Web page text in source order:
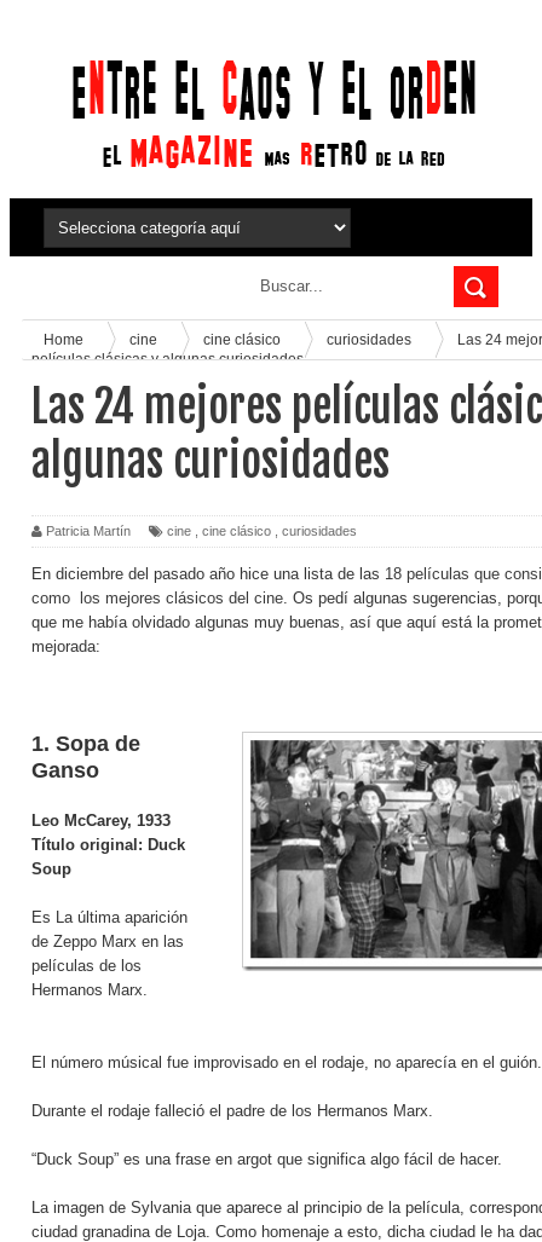
Home cine cine clásico curiosidades
Las 24
películas clásicas y algunas curiosidades
Las 24 mejores películas
algunas curiosidades
Patricia Martín cine cine clásico curiosidades
En diciembre del pasado año hice una lista de las 18 películas que
como los mejores clásicos del cine . Os pedí algunas sugerencias,
que me había olvidado algunas muy buenas, así que aquí está la
mejorada:
1. Sopa de
Ganso
Leo McCarey, 1933
Título original: Duck
Soup
Es La última aparición
de Zeppo Marx en las
películas de los
Hermanos Marx.
El número músical fue improvisado en el rodaje, no aparecía en el guión.
Durante el rodaje falleció el padre de los Hermanos Marx.
“Duck Soup” es una frase en argot que significa algo fácil de hacer.
La imagen de Sylvania que aparece al principio de la película,
ciudad granadina de Loja. Como homenaje a esto, dicha ciudad le ha